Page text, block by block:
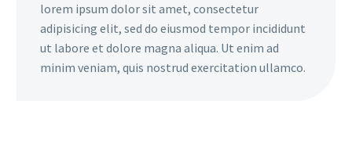
lorem ipsum dolor sit amet, consectetur
adipisicing elit, sed do eiusmod tempor incididunt
ut labore et dolore magna aliqua. Ut enim ad
minim veniam, quis nostrud exercitation ullamco.